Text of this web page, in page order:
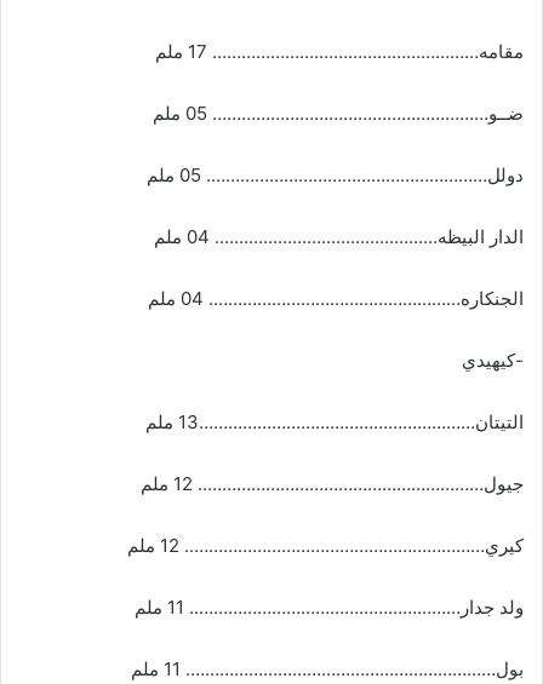
مقامه…………………………….………………… 17 ملم
ضــو………………………………………………… 05 ملم
دولل…………………………………………………. 05 ملم
الدار البيظه………………………………………. 04 ملم
الجنكاره……………………………………………. 04 ملم
-كيهيدي
التيتان…………………………………………………13 ملم
جيول………………………………………………….. 12 ملم
كيري…………………………………………………….. 12 ملم
ولد جدار……………………………………………….. 11 ملم
بول………………………………………………………. 11 ملم